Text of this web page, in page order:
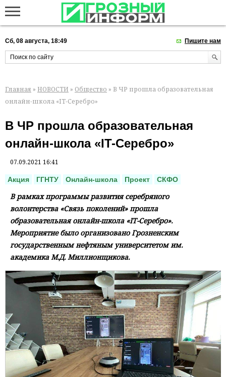
Сб, 08 августа, 18:49 Пишите нам
Главная » НОВОСТИ » Общество » В ЧР прошла образовательная
онлайн-школа «IT-Серебро»
В ЧР прошла образовательная
онлайн-школа «IT-Серебро»
07.09.2021 16:41
Акция ГГНТУ Онлайн-школа Проект СКФО
В рамках программы развития серебряного
волонтерства «Связь поколений» прошла
образовательная онлайн-школа «IT-Серебро».
Мероприятие было организовано Грозненским
государственным нефтяным университетом им.
академика М.Д. Миллионщикова.